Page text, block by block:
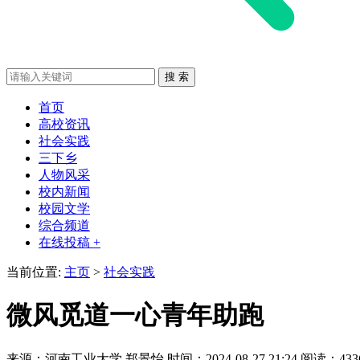
首页
高校资讯
社会实践
三下乡
人物风采
校内新闻
校园文学
综合频道
在线投稿 +
当前位置: 主页 > 社会实践
微风觅道一心青年助跑